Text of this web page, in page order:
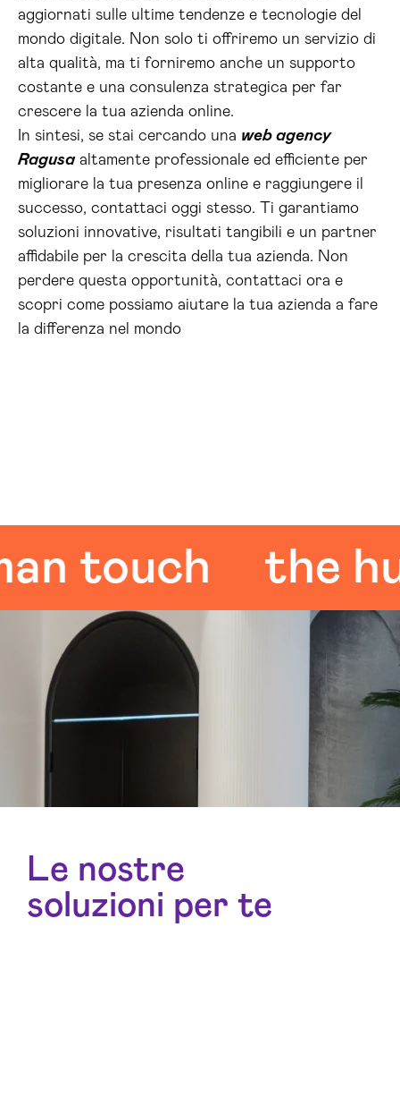
aggiornati sulle ultime tendenze e tecnologie del
mondo digitale. Non solo ti offriremo un servizio di
alta qualità, ma ti forniremo anche un supporto
costante e una consulenza strategica per far
crescere la tua azienda online.
In sintesi, se stai cercando una web agency
Ragusaaltamente professionale ed efficiente per
migliorare la tua presenza online e raggiungere il
successo, contattaci oggi stesso. Ti garantiamo
soluzioni innovative, risultati tangibili e un partner
affidabile per la crescita della tua azienda. Non
perdere questa opportunità, contattaci ora e
scopri come possiamo aiutare la tua azienda a fare
la differenza nel mondo
the human
Le nostre
soluzioni per te